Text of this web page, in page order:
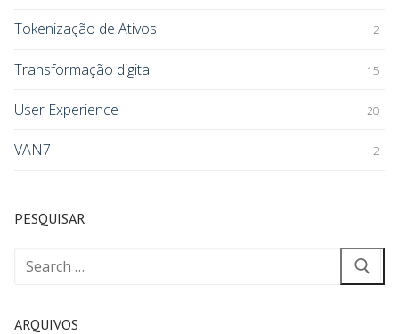
Tokenização de Ativos 2
Transformação digital 15
User Experience 20
VAN7 2
PESQUISAR
ARQUIVOS